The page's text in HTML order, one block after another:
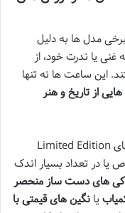
مدل ها به دلیل
غنی یا ندرت خود، از
این ساعت ها نه تنها
از تاریخ و هنر
مدل های خاص ممکن است شامل ساعت های Limited Edition
یا در تعداد بسیار اندک
های دست ساز منحصر
یا نگین های قیمتی با